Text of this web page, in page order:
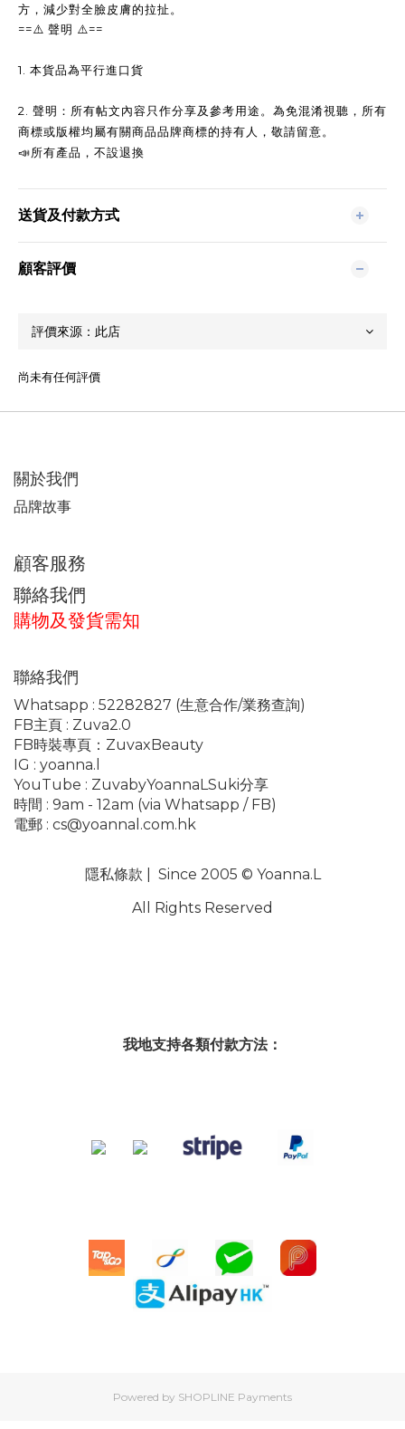
方，減少對全臉皮膚的拉扯。
==⚠️ 聲明 ⚠️==
1. 本貨品為平行進口貨
2. 聲明：所有帖文內容只作分享及參考用途。為免混淆視聽，所有
商標或版權均屬有關商品品牌商標的持有人，敬請留意。
📣所有產品，不設退換
送貨及付款方式
顧客評價
尚未有任何評價
關於我們
品牌故事
顧客服務
聯絡我們
購物及發貨需知
聯絡我們
Whatsapp : 52282827 (生意合作/業務查詢)
FB主頁 : Zuva2.0
FB時裝專頁： ZuvaxBeauty
IG : yoanna.l
YouTube : ZuvabyYoannaLSuki分享
時間 : 9am - 12am (via Whatsapp / FB)
電郵 : cs@yoannal.com.hk
隱私條款 | Since 2005 © Yoanna.L
All Rights Reserved
我地支持各類付款方法：
Powered by SHOPLINE Payments